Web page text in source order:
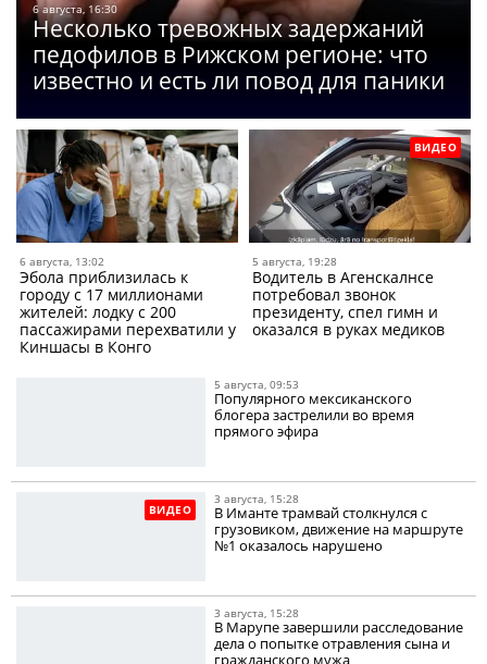
6 августа, 16:30
Несколько тревожных задержаний
педофилов в Рижском регионе: что
известно и есть ли повод для паники
6 августа, 13:02
Эбола приблизилась к
городу с 17 миллионами
жителей: лодку с 200
пассажирами перехватили у
Киншасы в Конго
ВИДЕО
5 августа, 19:28
Водитель в Агенскалнсе
потребовал звонок
президенту, спел гимн и
оказался в руках медиков
5 августа, 09:53
Популярного мексиканского
блогера застрелили во время
прямого эфира
ВИДЕО
3 августа, 15:28
В Иманте трамвай столкнулся с
грузовиком, движение на маршруте
№1 оказалось нарушено
3 августа, 15:28
В Марупе завершили расследование
дела о попытке отравления сына и
гражданского мужа